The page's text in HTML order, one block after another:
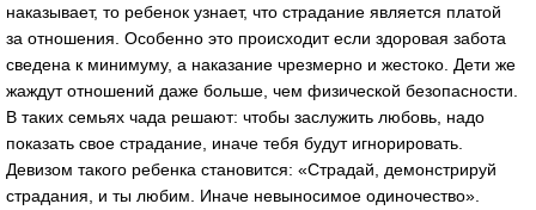
наказывает, то ребенок узнает, что страдание является платой
за отношения. Особенно это происходит если здоровая забота
сведена к минимуму, а наказание чрезмерно и жестоко. Дети же
жаждут отношений даже больше, чем физической безопасности.
В таких семьях чада решают: чтобы заслужить любовь, надо
показать свое страдание, иначе тебя будут игнорировать.
Девизом такого ребенка становится: «Страдай, демонстрируй
страдания, и ты любим. Иначе невыносимое одиночество».